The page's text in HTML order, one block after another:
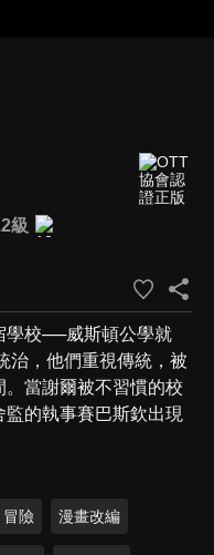
級
學校──威斯頓公學就
治，他們重視傳統，被
當謝爾被不習慣的校
的執事賽巴斯欽出現
冒險 漫畫改編